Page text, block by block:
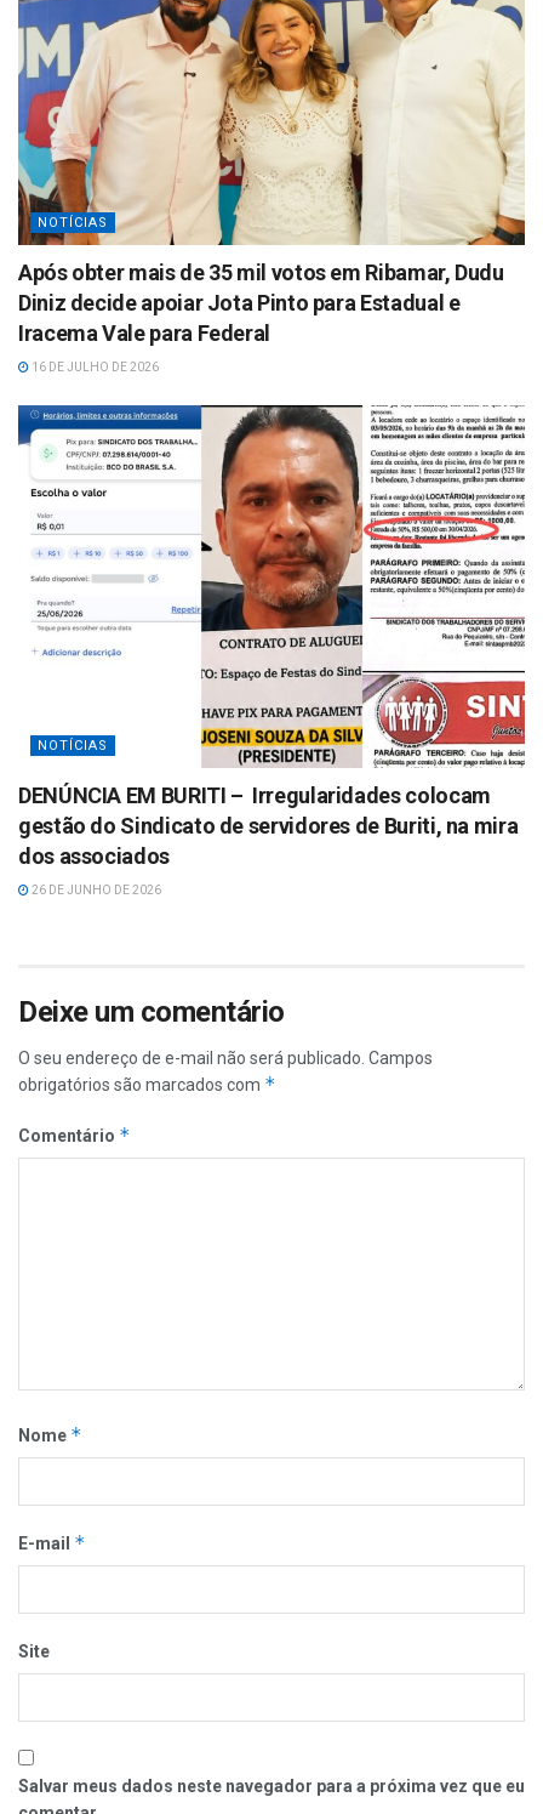
NOTÍCIAS
Após obter mais de 35 mil votos em Ribamar, Dudu
Diniz decide apoiar Jota Pinto para Estadual e
Iracema Vale para Federal
16 DE JULHO DE 2026
NOTÍCIAS
DENÚNCIA EM BURITI – Irregularidades colocam
gestão do Sindicato de servidores de Buriti, na mira
dos associados
26 DE JUNHO DE 2026
Deixe um comentário
O seu endereço de e-mail não será publicado. Campos
obrigatórios são marcados com *
Comentário *
Nome *
E-mail *
Site
Salvar meus dados neste navegador para a próxima vez que eu